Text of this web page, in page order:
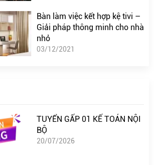
Bàn làm việc kết hợp kệ tivi –
Giải pháp thông minh cho nhà
nhỏ
03/12/2021
TUYỂN GẤP 01 KẾ TOÁN NỘI
BỘ
20/07/2026